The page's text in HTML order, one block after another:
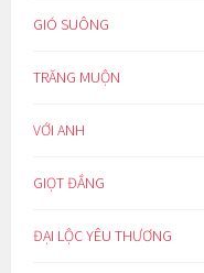
GIÓ SUÔNG
TRĂNG MUỘN
VỚI ANH
GIỌT ĐẮNG
ĐẠI LỘC YÊU THƯƠNG